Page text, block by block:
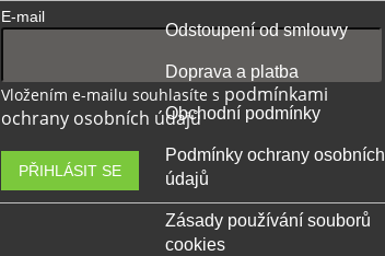
E-mail
Vložením e-mailu souhlasíte s podmínkami
ochrany osobních údajů
PŘIHLÁSIT SE
Odstoupení od smlouvy
Doprava a platba
Obchodní podmínky
Podmínky ochrany osobních
údajů
Zásady používání souborů
cookies